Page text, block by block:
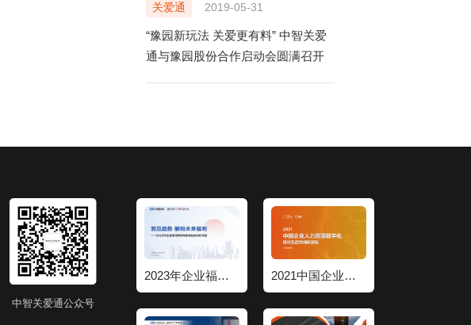
关爱通 2019-05-31
“豫园新玩法 关爱更有料” 中智关爱
通与豫园股份合作启动会圆满召开
中智关爱通公众号
2023年企业福利策略和管理趋势调研报告 2021中国企业人力资源数字化现状和趋势调研报告